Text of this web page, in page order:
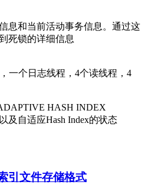
息和当前活动事务信息。通过这
死锁的详细信息
一个日志线程，4个读线程，4
HASH INDEX
及自适应Hash Index的状态
引文件存储格式